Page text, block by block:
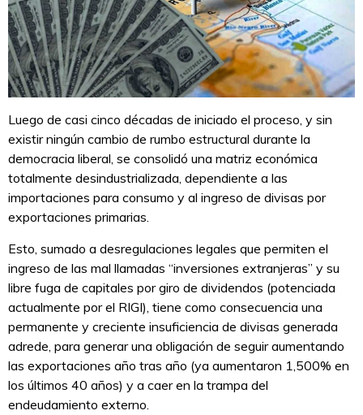
Luego de casi cinco décadas de iniciado el proceso, y sin
existir ningún cambio de rumbo estructural durante la
democracia liberal, se consolidó una matriz económica
totalmente desindustrializada, dependiente a las
importaciones para consumo y al ingreso de divisas por
exportaciones primarias.
Esto, sumado a desregulaciones legales que permiten el
ingreso de las mal llamadas “inversiones extranjeras” y su
libre fuga de capitales por giro de dividendos (potenciada
actualmente por el RIGI), tiene como consecuencia una
permanente y creciente insuficiencia de divisas generada
adrede, para generar una obligación de seguir aumentando
las exportaciones año tras año (ya aumentaron 1,500% en
los últimos 40 años) y a caer en la trampa del
endeudamiento externo.